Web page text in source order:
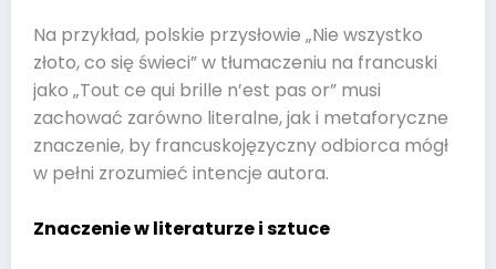
Na przykład, polskie przysłowie „Nie wszystko
złoto, co się świeci” w tłumaczeniu na francuski
jako „Tout ce qui brille n’est pas or” musi
zachować zarówno literalne, jak i metaforyczne
znaczenie, by francuskojęzyczny odbiorca mógł
w pełni zrozumieć intencje autora.
Znaczenie w literaturze i sztuce